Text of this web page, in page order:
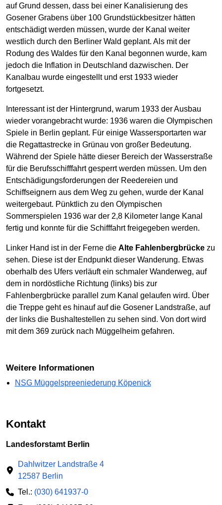
auf Grund dessen, dass bei einer Kanalisierung des
Gosener Grabens über 100 Grundstückbesitzer hätten
entschädigt werden müssen, wurde der Kanal weiter
westlich durch den Berliner Wald geplant. Als mit der
Rodung des Waldes für den Kanal begonnen wurde, kam
jedoch die Inflation in Deutschland dazwischen. Der
Kanalbau wurde eingestellt und erst 1933 wieder
fortgesetzt.
Interessant ist der Hintergrund, warum 1933 der Ausbau
wieder vorangebracht wurde: 1936 waren die Olympischen
Spiele in Berlin geplant. Für einige Wassersportarten war
die Regattastrecke in Grünau von großer Bedeutung.
Während der Spiele hätte dieser Bereich der Wasserstraße
für die Berufsschifffahrt gesperrt werden müssen. Um den
Entschädigungsforderungen der Reedereien und
Schiffseignern aus dem Weg zu gehen, wurde der Kanal
weitergebaut. Pünktlich zu den Olympischen
Sommerspielen 1936 war der 2,8 Kilometer lange Kanal
fertig und konnte für die Schifffahrt freigegeben werden.
Linker Hand ist in der Ferne die Alte Fahlenbergbrücke zu
sehen. Diese ist der Endpunkt dieser Wanderung. Etwas
oberhalb des Ufers verläuft ein schmaler Wanderweg, auf
dem in nordöstliche Richtung (links) bis zur
Fahlenbergbrücke parallel zum Kanal gelaufen wird. Über
die Treppe geht es hinauf auf die Gosener Landstraße, auf
der links die Bushaltestellen zu sehen sind. Von dort wird
mit dem 369 zurück nach Müggelheim gefahren.
Weitere Informationen
NSG Müggelspreeniederung Köpenick
Kontakt
Landesforstamt Berlin
Dahlwitzer Landstraße 4
12587 Berlin
Tel.: (030) 641937-0